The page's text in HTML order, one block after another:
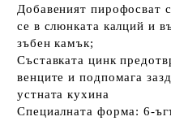
Добавеният пирофосват
се в слюнката калций и
зъбен камък;
Съставката цинк
венците и подпомага
устната кухина
Специалната форма: 6-